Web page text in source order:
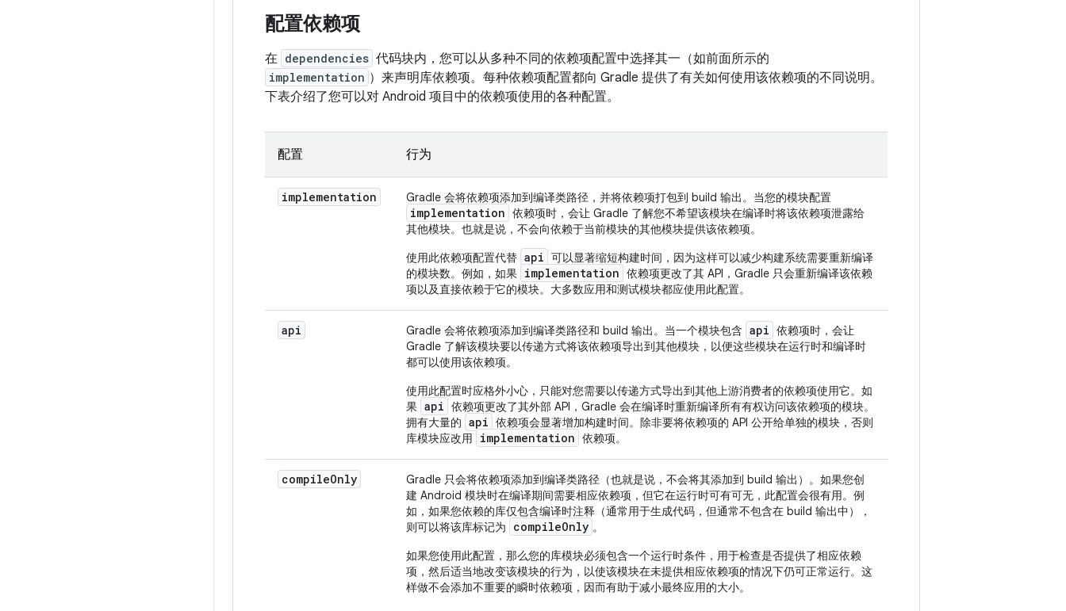
配置依赖项
在 dependencies 代码块内，您可以从多种不同的依赖项配置中选择其一（如前面所示的
implementation ）来声明库依赖项。 每种依赖项配置都向 Gradle 提供了有关如何使用该依赖项的不同说明。
下表介绍了您可以对 Android 项目中的依赖项使用的各种配置。
配置 行为
implementation Gradle 会将依赖项添加到编译类路径，并将依赖项打包到 build 输出。当您的模块配置
implementation 依赖项时，会让 Gradle 了解您不希望该模块在编译时将该依赖项泄露给
其他模块。也就是说，不会向依赖于当前模块的其他模块提供该依赖项。
使用此依赖项配置代替 api 可以显著缩短构建时间，因为这样可以减少构建系统需要重新编译
的模块数。例如，如果 implementation 依赖项更改了其 API，Gradle 只会重新编译该依赖
项以及直接依赖于它的模块。大多数应用和测试模块都应使用此配置。
api Gradle 会将依赖项添加到编译类路径和 build 输出。当一个模块包含 api 依赖项时，会让
Gradle 了解该模块要以传递方式将该依赖项导出到其他模块，以便这些模块在运行时和编译时
都可以使用该依赖项。
使用此配置时应格外小心，只能对您需要以传递方式导出到其他上游消费者的依赖项使用它。如
果 api 依赖项更改了其外部 API，Gradle 会在编译时重新编译所有有权访问该依赖项的模块。
拥有大量的 api 依赖项会显著增加构建时间。除非要将依赖项的 API 公开给单独的模块，否则
库模块应改用
implementation 依赖项。
compileOnly
Gradle 只会将依赖项添加到编译类路径（也就是说，不会将其添加到 build 输出）。如果您创
建 Android 模块时在编译期间需要相应依赖项，但它在运行时可有可无，此配置会很有用。例
如，如果您依赖的库仅包含编译时注释（通常用于生成代码，但通常不包含在 build 输出中），
则可以将该库标记为
compileOnly 。
如果您使用此配置，那么您的库模块必须包含一个运行时条件，用于检查是否提供了相应依赖
项，然后适当地改变该模块的行为，以使该模块在未提供相应依赖项的情况下仍可正常运行。这
样做不会添加不重要的瞬时依赖项，因而有助于减小最终应用的大小。